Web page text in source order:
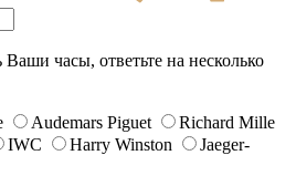
часы, ответьте на несколько
Audemars Piguet
Richard Mille
IWC Harry Winston
Jaeger-